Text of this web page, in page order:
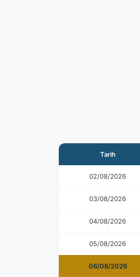
Tarih
02/08/2026
03/08/2026
04/08/2026
05/08/2026
06/08/2026